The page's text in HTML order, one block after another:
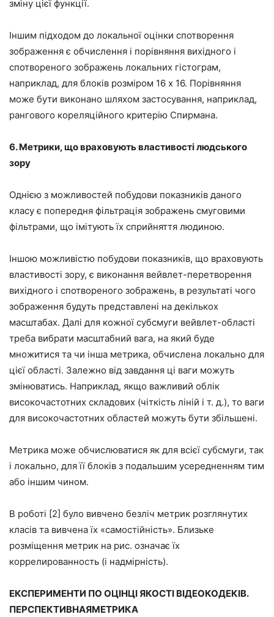
зміну цієї функції.
Іншим підходом до локальної оцінки спотворення
зображення є обчислення і порівняння вихідного і
спотвореного зображень локальних гістограм,
наприклад, для блоків розміром 16 х 16. Порівняння
може бути виконано шляхом застосування, наприклад,
рангового кореляційного критерію Спирмана.
6. Метрики, що враховують властивості людського
зору
Однією з можливостей побудови показників даного
класу є попередня фільтрація зображень смуговими
фільтрами, що імітують їх сприйняття людиною.
Іншою можливістю побудови показників, що враховують
властивості зору, є виконання вейвлет-перетворення
вихідного і спотвореного зображень, в результаті чого
зображення будуть представлені на декількох
масштабах. Далі для кожної субсмуги вейвлет-області
треба вибрати масштабний вага, на який буде
множитися та чи інша метрика, обчислена локально для
цієї області. Залежно від завдання ці ваги можуть
змінюватись. Наприклад, якщо важливий облік
високочастотних складових (чіткість ліній і т. д.), то ваги
для високочастотних областей можуть бути збільшені.
Метрика може обчислюватися як для всієї субсмуги, так
і локально, для її блоків з подальшим усередненням тим
або іншим чином.
В роботі [2] було вивчено безліч метрик розглянутих
класів та вивчена їх «самостійність». Близьке
розміщення метрик на рис. означає їх
коррелированность (і надмірність).
ЕКСПЕРИМЕНТИ ПО ОЦІНЦІ ЯКОСТІ ВІДЕОКОДЕКІВ.
ПЕРСПЕКТИВНАЯМЕТРИКА